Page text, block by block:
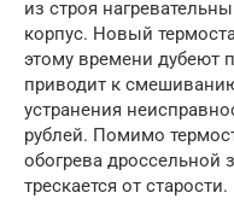
из строя
корпус. Новый
этому времени дубеют
приводит к
устранения
рублей. Помимо
обогрева дроссельной
трескается от старости.